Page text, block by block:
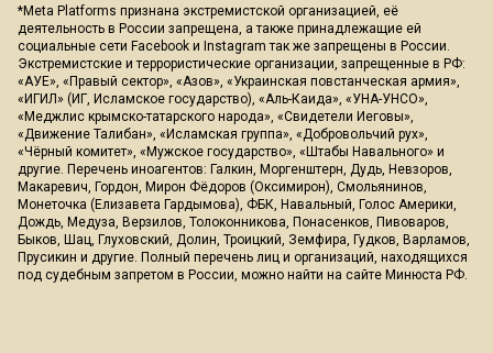
*Meta Platforms признана экстремистской организацией, её
деятельность в России запрещена, а также принадлежащие ей
социальные сети Facebook и Instagram так же запрещены в России.
Экстремистские и террористические организации, запрещенные в РФ:
«АУЕ», «Правый сектор», «Азов», «Украинская повстанческая армия»,
«ИГИЛ» (ИГ, Исламское государство), «Аль-Каида», «УНА-УНСО»,
«Меджлис крымско-татарского народа», «Свидетели Иеговы»,
«Движение Талибан», «Исламская группа», «Добровольчий рух»,
«Чёрный комитет», «Мужское государство», «Штабы Навального» и
другие. Перечень иноагентов: Галкин, Моргенштерн, Дудь, Невзоров,
Макаревич, Гордон, Мирон Фёдоров (Оксимирон), Смольянинов,
Монеточка (Елизавета Гардымова), ФБК, Навальный, Голос Америки,
Дождь, Медуза, Верзилов, Толоконникова, Понасенков, Пивоваров,
Быков, Шац, Глуховский, Долин, Троицкий, Земфира, Гудков, Варламов,
Прусикин и другие. Полный перечень лиц и организаций, находящихся
под судебным запретом в России, можно найти на сайте Минюста РФ.